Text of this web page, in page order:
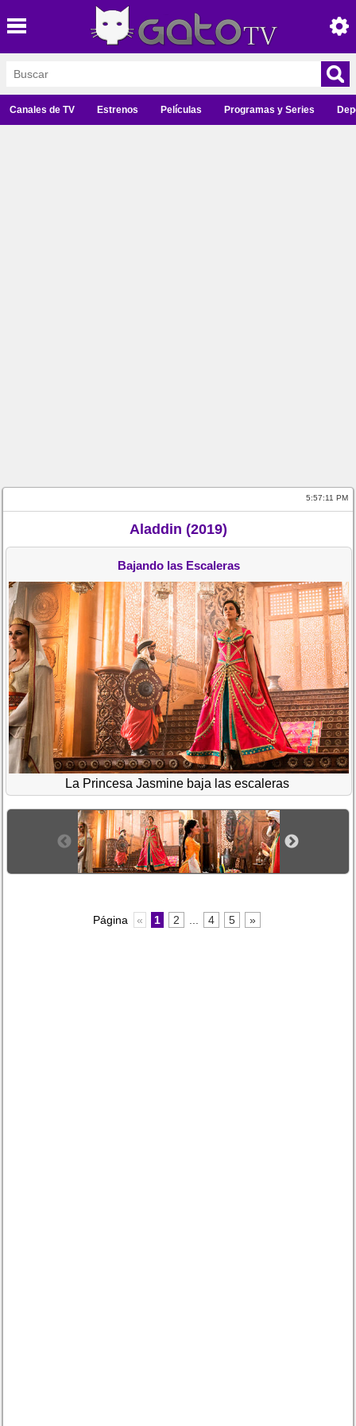
Canales de TV Estrenos Películas Programas y Series
5:57:11 PM
Aladdin (2019)
Bajando las Escaleras
La Princesa Jasmine baja las escaleras
Página « 1 2 4 5 »